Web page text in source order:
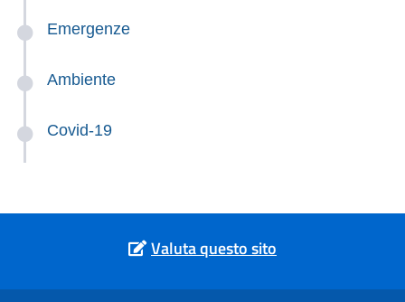
Emergenze
Ambiente
Covid-19
Valuta questo sito